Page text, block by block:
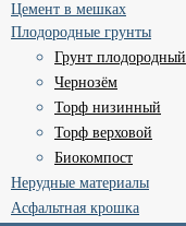
Цемент в мешках
Плодородные грунты
Грунт плодородный
Чернозём
Торф низинный
Торф верховой
Биокомпост
Нерудные материалы
Асфальтная крошка